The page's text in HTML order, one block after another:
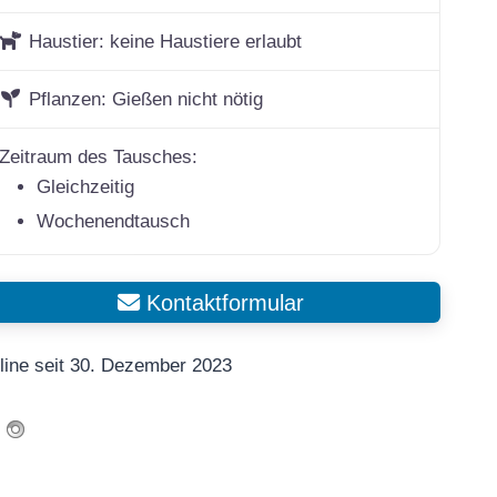
Haustier: keine Haustiere erlaubt
Pflanzen: Gießen nicht nötig
Zeitraum des Tausches:
Gleichzeitig
Wochenendtausch
Kontaktformular
seit 30. Dezember 2023